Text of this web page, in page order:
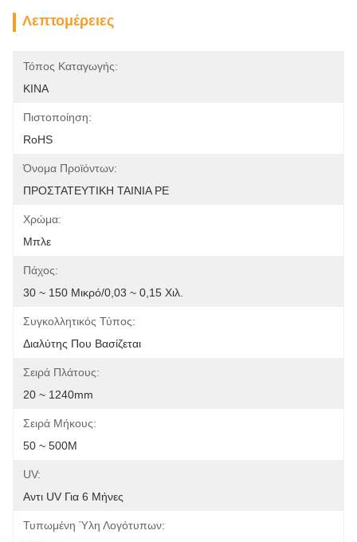
Λεπτομέρειες
Τόπος Καταγωγής:
ΚΙΝΑ
Πιστοποίηση:
RoHS
Όνομα Προϊόντων:
ΠΡΟΣΤΑΤΕΥΤΙΚΗ ΤΑΙΝΙΑ PE
Χρώμα:
Μπλε
Πάχος:
30 ~ 150 Μικρό/0,03 ~ 0,15 Χιλ.
Συγκολλητικός Τύπος:
Διαλύτης Που Βασίζεται
Σειρά Πλάτους:
20 ~ 1240mm
Σειρά Μήκους:
50 ~ 500M
UV:
Αντι UV Για 6 Μήνες
Τυπωμένη Ύλη Λογότυπων: